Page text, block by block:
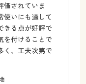
価されていま
使いにも適して
きる点が好評で
を付けることで
く、工夫次第で